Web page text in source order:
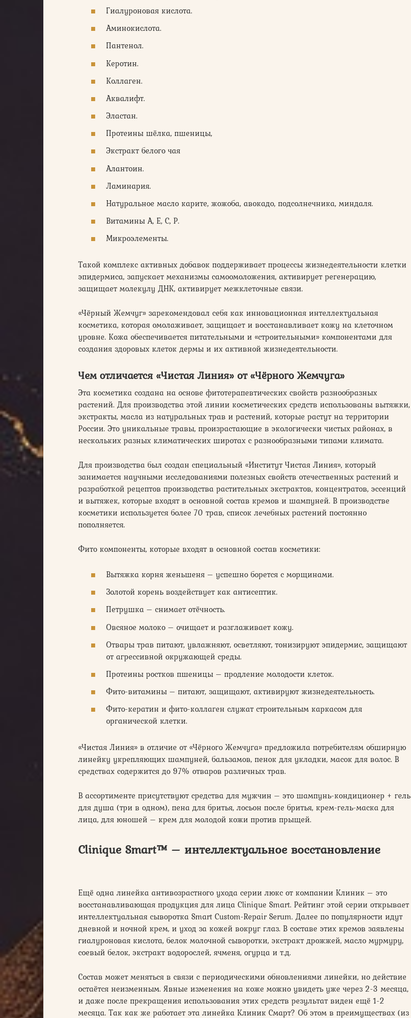
Гиалуроновая кислота.
Аминокислота.
Пантенол.
Керотин.
Коллаген.
Аквалифт.
Эластан.
Протеины шёлка, пшеницы,
Экстракт белого чая
Алантоин.
Ламинария.
Натуральное масло карите, жожоба, авокадо, подсолнечника, миндаля.
Витамины А, Е, С, Р.
Микроэлементы.
Такой комплекс активных добавок поддерживает процессы жизнедеятельности клетки
эпидермиса, запускает механизмы самоомоложения, активирует регенерацию,
защищает молекулу ДНК, активирует межклеточные связи.
«Чёрный Жемчуг» зарекомендовал себя как инновационная интеллектуальная
косметика, которая омолаживает, защищает и восстанавливает кожу на клеточном
уровне. Кожа обеспечивается питательными и «строительными» компонентами для
создания здоровых клеток дермы и их активной жизнедеятельности.
Чем отличается «Чистая Линия» от «Чёрного Жемчуга»
Эта косметика создана на основе фитотерапевтических свойств разнообразных
растений. Для производства этой линии косметических средств использованы вытяжки,
экстракты, масла из натуральных трав и растений, которые растут на территории
России. Это уникальные травы, произрастающие в экологически чистых районах, в
нескольких разных климатических широтах с разнообразными типами климата.
Для производства был создан специальный «Институт Чистая Линия», который
занимается научными исследованиями полезных свойств отечественных растений и
разработкой рецептов производства растительных экстрактов, концентратов, эссенций
и вытяжек, которые входят в основной состав кремов и шампуней. В производстве
косметики используется более 70 трав, список лечебных растений постоянно
пополняется.
Фито компоненты, которые входят в основной состав косметики:
Вытяжка корня женьшеня – успешно борется с морщинами.
Золотой корень воздействует как антисептик.
Петрушка – снимает отёчность.
Овсяное молоко – очищает и разглаживает кожу.
Отвары трав питают, увлажняют, осветляют, тонизируют эпидермис, защищают
от агрессивной окружающей среды.
Протеины ростков пшеницы – продление молодости клеток.
Фито-витамины – питают, защищают, активируют жизнедеятельность.
Фито-кератин и фито-коллаген служат строительным каркасом для
органической клетки.
«Чистая Линия» в отличие от «Чёрного Жемчуга» предложила потребителям обширную
линейку укрепляющих шампуней, бальзамов, пенок для укладки, масок для волос. В
средствах содержится до 97% отваров различных трав.
В ассортименте присутствуют средства для мужчин – это шампунь-кондиционер + гель
для душа (три в одном), пена для бритья, лосьон после бритья, крем-гель-маска для
лица, для юношей – крем для молодой кожи против прыщей.
Clinique Smart™ – интеллектуальное восстановление
Ещё одна линейка антивозрастного ухода серии люкс от компании Клиник – это
восстанавливающая продукция для лица Clinique Smart. Рейтинг этой серии открывает
интеллектуальная сыворотка Smart Custom-Repair Serum. Далее по популярности идут
дневной и ночной крем, и уход за кожей вокруг глаз. В составе этих кремов заявлены
гиалуроновая кислота, белок молочной сыворотки, экстракт дрожжей, масло мурмуру,
соевый белок, экстракт водорослей, ячменя, огурца и т.д.
Состав может меняться в связи с периодическими обновлениями линейки, но действие
остаётся неизменным. Явные изменения на коже можно увидеть уже через 2-3 месяца,
и даже после прекращения использования этих средств результат виден ещё 1-2
месяца. Так как же работает эта линейка Клиник Смарт? Об этом в преимуществах (из